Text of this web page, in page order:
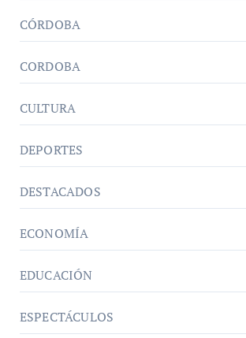
CÓRDOBA
CORDOBA
CULTURA
DEPORTES
DESTACADOS
ECONOMÍA
EDUCACIÓN
ESPECTÁCULOS